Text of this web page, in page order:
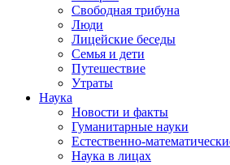
Свободная трибуна
Люди
Лицейские беседы
Семья и дети
Путешествие
Утраты
Наука
Новости и факты
Гуманитарные науки
Естественно-
Наука в лицах